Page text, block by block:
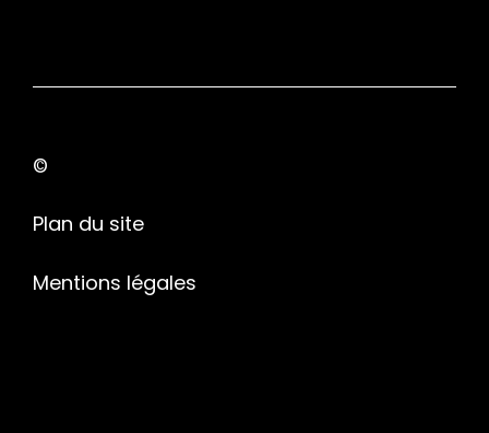
©
Plan du site
Mentions légales